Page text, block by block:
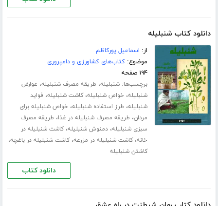
دانلود کتاب شنبلیله
از: اسماعیل پورکاظم
موضوع:کتاب‌های کشاورزی و دامپروری
۱۹۴ صفحه
برچسب‌ها:شنبلیله، طریقه مصرف شنبلیله، عوارض
شنبلیله، خواص شنبلیله،کاشت شنبلیله، فواید
شنبلیله، طرز استفاده شنبلیله، خواص شنبلیله برای
مردان، طریقه مصرف شنبلیله در غذا، طریقه مصرف
سبزی شنبلیله،دمنوش شنبلیله،کاشت شنبلیله در
خانه،کاشت شنبلیله در مزرعه،کاشت شنبلیله در باغچه،
کاشتن شنبلیله
دانلود کتاب